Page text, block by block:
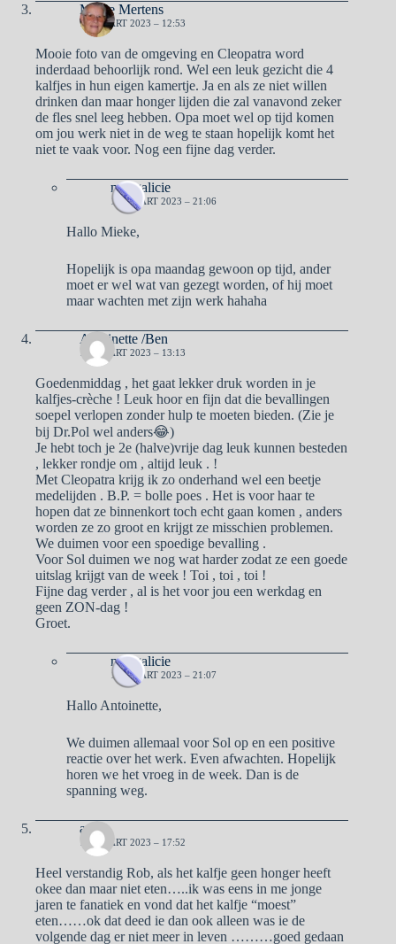
Mieke Mertens
19 MAART 2023 – 12:53
Mooie foto van de omgeving en Cleopatra word
inderdaad behoorlijk rond. Wel een leuk gezicht die 4
kalfjes in hun eigen kamertje. Ja en als ze niet willen
drinken dan maar honger lijden die zal vanavond zeker
de fles snel leeg hebben. Opa moet wel op tijd komen
om jou werk niet in de weg te staan hopelijk komt het
niet te vaak voor. Nog een fijne dag verder.
naargalicie
19 MAART 2023 – 21:06
Hallo Mieke,
Hopelijk is opa maandag gewoon op tijd, ander
moet er wel wat van gezegt worden, of hij moet
maar wachten met zijn werk hahaha
Antoinette /Ben
19 MAART 2023 – 13:13
Goedenmiddag , het gaat lekker druk worden in je
kalfjes-crèche ! Leuk hoor en fijn dat die bevallingen
soepel verlopen zonder hulp te moeten bieden. (Zie je
bij Dr.Pol wel anders😂)
Je hebt toch je 2e (halve)vrije dag leuk kunnen besteden
, lekker rondje om , altijd leuk . !
Met Cleopatra krijg ik zo onderhand wel een beetje
medelijden . B.P. = bolle poes . Het is voor haar te
hopen dat ze binnenkort toch echt gaan komen , anders
worden ze zo groot en krijgt ze misschien problemen.
We duimen voor een spoedige bevalling .
Voor Sol duimen we nog wat harder zodat ze een goede
uitslag krijgt van de week ! Toi , toi , toi !
Fijne dag verder , al is het voor jou een werkdag en
geen ZON-dag !
Groet.
naargalicie
19 MAART 2023 – 21:07
Hallo Antoinette,
We duimen allemaal voor Sol op en een positive
reactie over het werk. Even afwachten. Hopelijk
horen we het vroeg in de week. Dan is de
spanning weg.
aad
19 MAART 2023 – 17:52
Heel verstandig Rob, als het kalfje geen honger heeft
okee dan maar niet eten…..ik was eens in me jonge
jaren te fanatiek en vond dat het kalfje “moest”
eten……ok dat deed ie dan ook alleen was ie de
volgende dag er niet meer in leven ………goed gedaan